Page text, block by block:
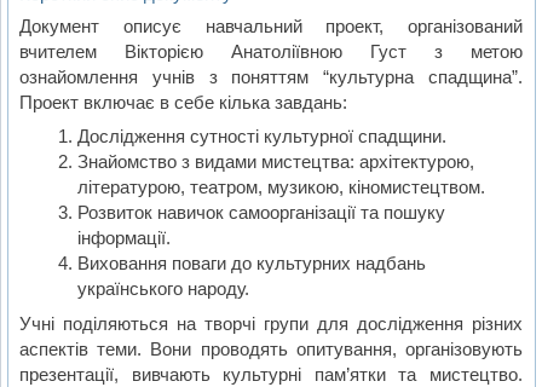
Документ описує навчальний проект, організований
вчителем Вікторією Анатоліївною Густ з метою
ознайомлення учнів з поняттям “культурна спадщина”.
Проект включає в себе кілька завдань:
Дослідження сутності культурної спадщини.
Знайомство з видами мистецтва: архітектурою,
літературою, театром, музикою, кіномистецтвом.
Розвиток навичок самоорганізації та пошуку
інформації.
Виховання поваги до культурних надбань
українського народу.
Учні поділяються на творчі групи для дослідження різних
аспектів теми. Вони проводять опитування, організовують
презентації, вивчають культурні пам’ятки та мистецтво.